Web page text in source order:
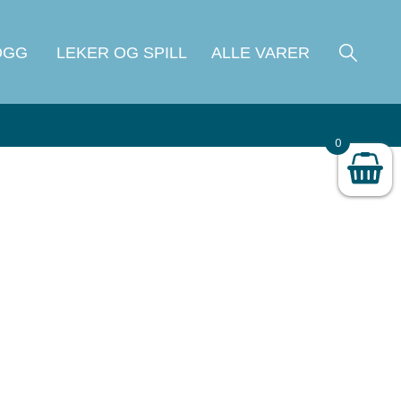
LEKER OG SPILL ALLE VARER
0